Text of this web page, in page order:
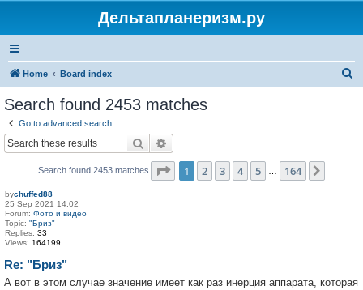
Дельтапланеризм.ру
Home Board index
Search found 2453 matches
Go to advanced search
Search
Search found 2453 matches Page 1of 164
1 2 3 4 5 164
bychuffed88
25 Sep 2021 14:02
Forum: Фото и видео
Topic: "Бриз"
Replies: 33
Views: 164199
Re: "Бриз"
А вот в этом случае значение имеет как раз инерция аппарата, которая